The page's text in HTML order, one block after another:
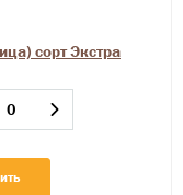
сорт Экстра